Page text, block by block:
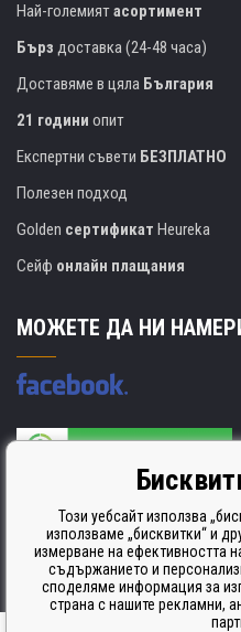
Най-големиятасортимент
Бърз доставка (24-48 часа)
Доставяме в цяла България
21 години опит
Експертни съвети БЕЗПЛАТНО
Полезен подход
Golden сертификат Heureka
Сейф онлайн плащания
МОЖЕТЕ ДА НИ
Производителят на касети е
ISO 9001. ISO 14001 и STMC.
Този уебсайт използва
използваме „бисквитки“ и
измерване на ефективността
съдържанието и
споделяме информация за
страна с нашите рекламни,